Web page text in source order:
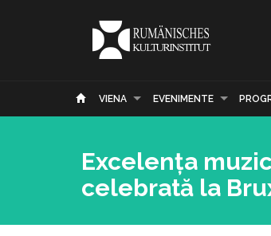
VIENA EVENIMENTE
Excelența
celebrată la